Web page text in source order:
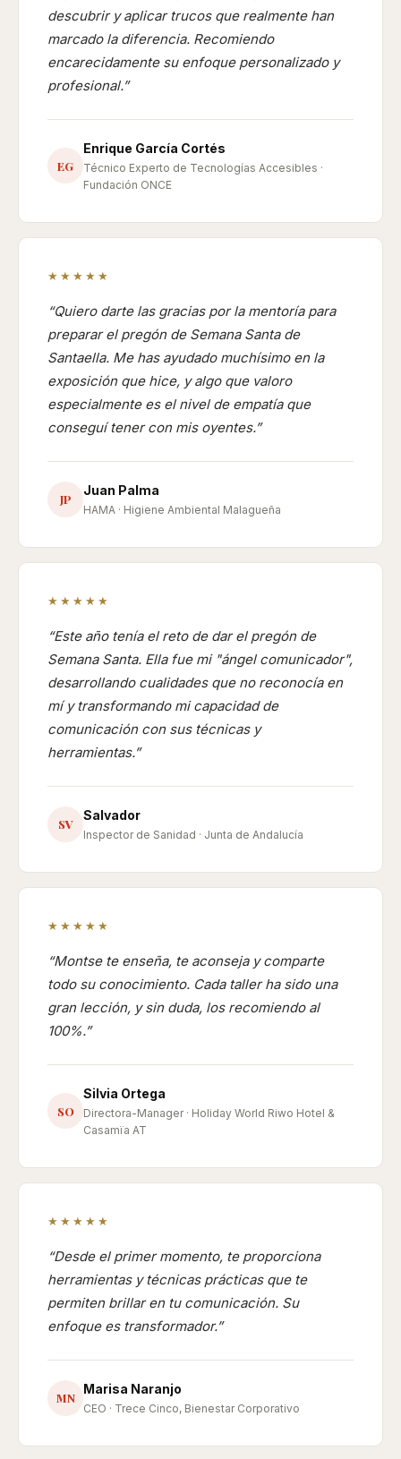
descubrir y aplicar trucos que realmente han
marcado la diferencia. Recomiendo
encarecidamente su enfoque personalizado y
profesional.
EG
Enrique García Cortés
Técnico Experto de Tecnologías Accesibles ·
Fundación ONCE
★★★★★
Quiero darte las gracias por la mentoría para
preparar el pregón de Semana Santa de
Santaella. Me has ayudado muchísimo en la
exposición que hice, y algo que valoro
especialmente es el nivel de empatía que
conseguí tener con mis oyentes.
JP
Juan Palma
HAMA · Higiene Ambiental Malagueña
★★★★★
Este año tenía el reto de dar el pregón de
Semana Santa. Ella fue mi "ángel comunicador",
desarrollando cualidades que no reconocía en
mí y transformando mi capacidad de
comunicación con sus técnicas y
herramientas.
SV
Salvador
Inspector de Sanidad · Junta de Andalucía
★★★★★
Montse te enseña, te aconseja y comparte
todo su conocimiento. Cada taller ha sido una
gran lección, y sin duda, los recomiendo al
100%.
SO
Silvia Ortega
Directora-Manager · Holiday World Riwo Hotel &
Casamïa AT
★★★★★
Desde el primer momento, te proporciona
herramientas y técnicas prácticas que te
permiten brillar en tu comunicación. Su
enfoque es transformador.
MN
Marisa Naranjo
CEO · Trece Cinco, Bienestar Corporativo